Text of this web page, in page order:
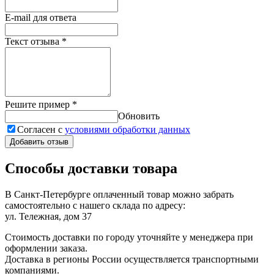
E-mail для ответа
Текст отзыва *
Решите пример *
Обновить
Согласен с условиями обработки данных
Добавить отзыв
Способы доставки товара
В Санкт-Петербурге оплаченный товар можно забрать
самостоятельно с нашего склада по адресу:
ул. Тележная, дом 37
Стоимость доставки по городу уточняйте у менеджера при
оформлении заказа.
Доставка в регионы России осуществляется транспортными
компаниями.